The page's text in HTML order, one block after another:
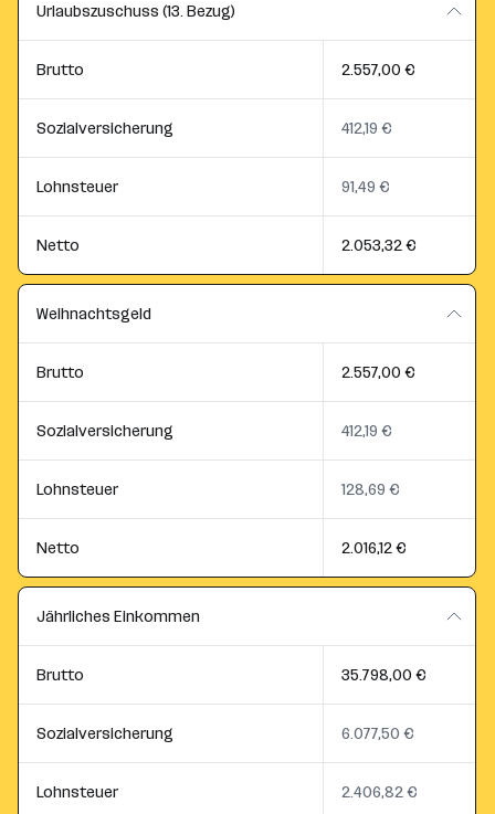
Urlaubszuschuss (13. Bezug)
Brutto 2.557,00 €
Sozialversicherung 412,19 €
Lohnsteuer 91,49 €
Netto 2.053,32 €
Weihnachtsgeld
Brutto 2.557,00 €
Sozialversicherung 412,19 €
Lohnsteuer 128,69 €
Netto 2.016,12 €
Jährliches Einkommen
Brutto 35.798,00 €
Sozialversicherung 6.077,50 €
Lohnsteuer 2.406,82 €